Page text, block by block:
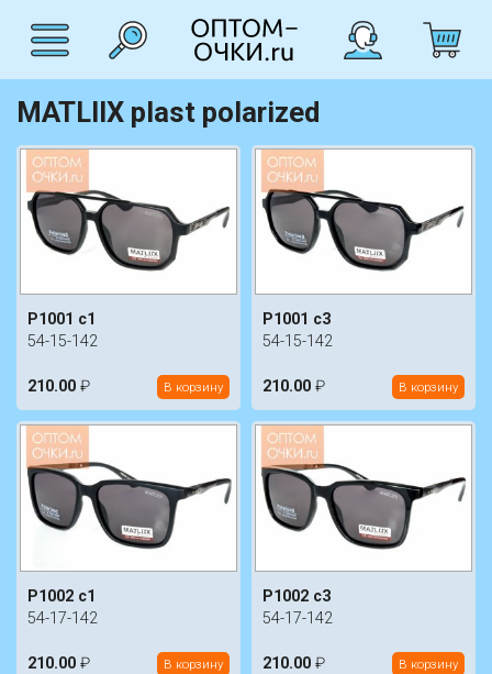
MATLIIX plast polarized
P1001 c1
54-15-142
210.00 ₽ В корзину
P1001 c3
54-15-142
210.00 ₽ В корзину
P1002 c1
54-17-142
210.00 ₽ В корзину
P1002 c3
54-17-142
210.00 ₽ В корзину